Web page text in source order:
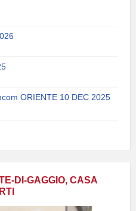
ORIENTE 10 DEC 2025
DI-GAGGIO, CASA